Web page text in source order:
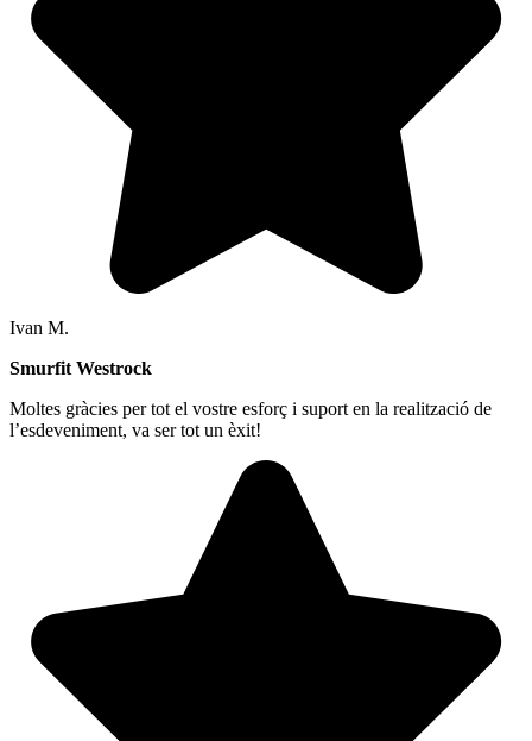
Ivan M.
Smurfit Westrock
Moltes gràcies per tot el vostre esforç i suport en la realització de
l’esdeveniment, va ser tot un èxit!